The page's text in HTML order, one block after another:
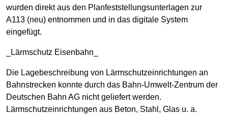
wurden direkt aus den Planfeststellungsunterlagen zur
A113 (neu) entnommen und in das digitale System
eingefügt.
_Lärmschutz Eisenbahn_
Die Lagebeschreibung von Lärmschutzeinrichtungen an
Bahnstrecken konnte durch das Bahn-Umwelt-Zentrum der
Deutschen Bahn AG nicht geliefert werden.
Lärmschutzeinrichtungen aus Beton, Stahl, Glas u. a.